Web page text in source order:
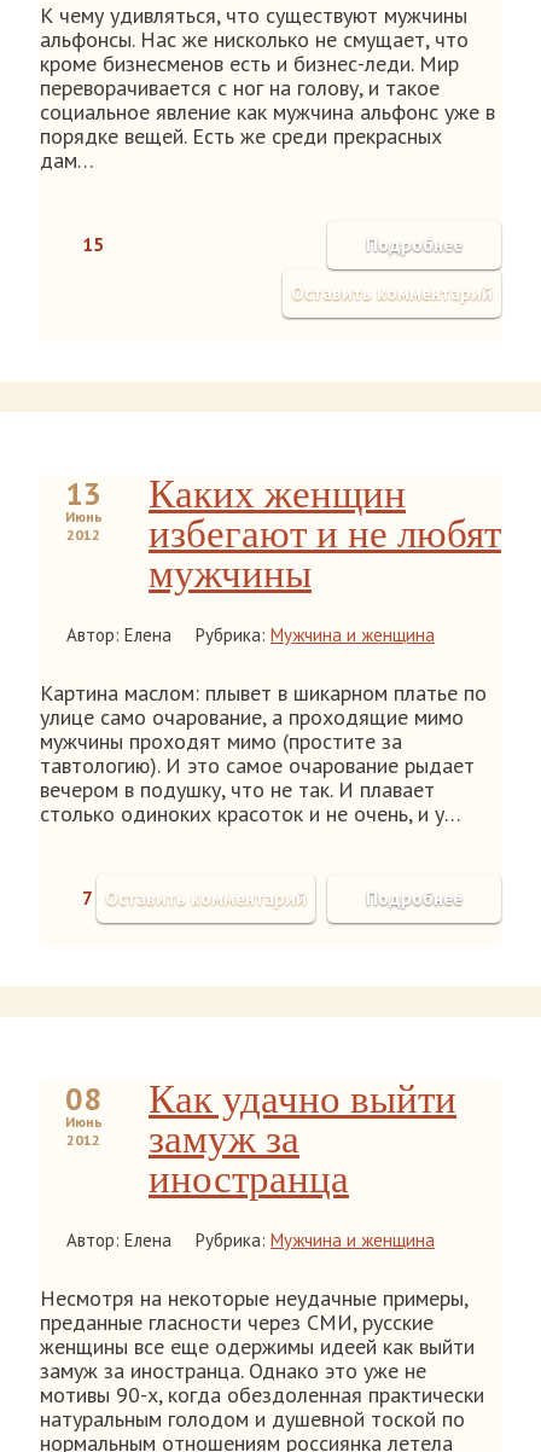
К чему удивляться, что существуют мужчины
альфонсы. Нас же нисколько не смущает, что
кроме бизнесменов есть и бизнес-леди. Мир
переворачивается с ног на голову, и такое
социальное явление как мужчина альфонс уже в
порядке вещей. Есть же среди прекрасных
дам…
15 Подробнее
Оставить комментарий
13
Июнь
2012
Каких женщин
избегают и не любят
мужчины
Автор: Елена Рубрика: Мужчина и женщина
Картина маслом: плывет в шикарном платье по
улице само очарование, а проходящие мимо
мужчины проходят мимо (простите за
тавтологию). И это самое очарование рыдает
вечером в подушку, что не так. И плавает
столько одиноких красоток и не очень, и у…
7 Подробнее
Оставить комментарий
08
Июнь
2012
Как удачно выйти
замуж за
иностранца
Автор: Елена Рубрика: Мужчина и женщина
Несмотря на некоторые неудачные примеры,
преданные гласности через СМИ, русские
женщины все еще одержимы идеей как выйти
замуж за иностранца. Однако это уже не
мотивы 90-х, когда обездоленная практически
натуральным голодом и душевной тоской по
нормальным отношениям россиянка летела